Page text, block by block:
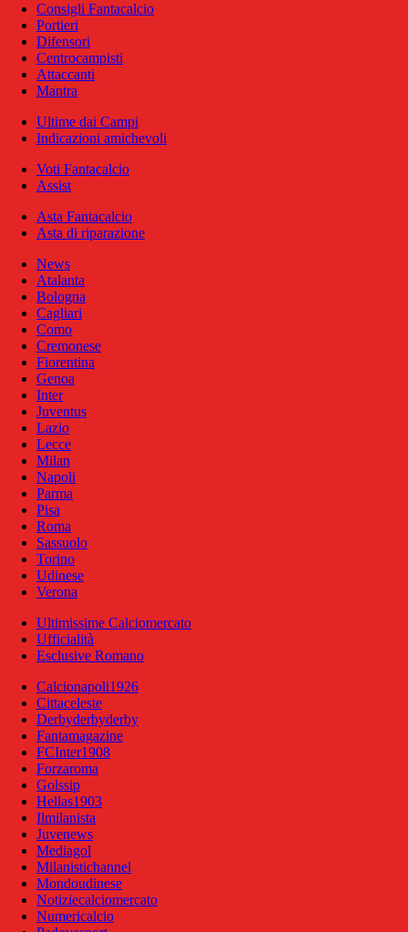
Consigli Fantacalcio
Portieri
Difensori
Centrocampisti
Attaccanti
Mantra
Ultime dai Campi
Indicazioni amichevoli
Voti Fantacalcio
Assist
Asta Fantacalcio
Asta di riparazione
News
Atalanta
Bologna
Cagliari
Como
Cremonese
Fiorentina
Genoa
Inter
Juventus
Lazio
Lecce
Milan
Napoli
Parma
Pisa
Roma
Sassuolo
Torino
Udinese
Verona
Ultimissime Calciomercato
Ufficialità
Esclusive Romano
Calcionapoli1926
Cittaceleste
Derbyderbyderby
Fantamagazine
FCInter1908
Forzaroma
Golssip
Hellas1903
Ilmilanista
Juvenews
Mediagol
Milanistichannel
Mondoudinese
Notiziecalciomercato
Numericalcio